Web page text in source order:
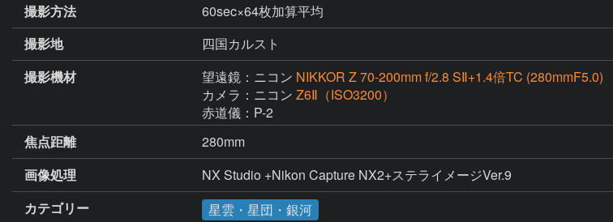
撮影方法
60sec×64枚加算平均
撮影地
四国カルスト
撮影機材
望遠鏡：ニコン NIKKOR Z 70-200mm f/2.8 SⅡ+1.4倍TC (280mmF5.0)
カメラ：ニコン Z6Ⅱ（ISO3200）
赤道儀：P-2
焦点距離
280mm
画像処理
NX Studio +Nikon Capture NX2+ステライメージVer.9
カテゴリー
星雲・星団・銀河